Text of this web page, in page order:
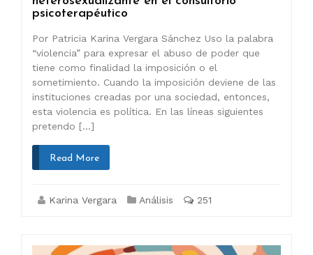
psicoterapéutico
Por Patricia Karina Vergara Sánchez Uso la palabra
“violencia” para expresar el abuso de poder que
tiene como finalidad la imposición o el
sometimiento. Cuando la imposición deviene de las
instituciones creadas por una sociedad, entonces,
esta violencia es política. En las líneas siguientes
pretendo […]
Read More
Karina Vergara Análisis 251